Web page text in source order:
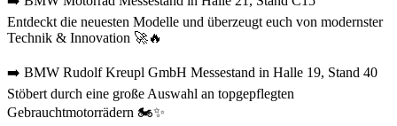
Entdeckt die neuesten Modelle und überzeugt euch von modernster
Technik & Innovation 🚀🔥
➡️ BMW Rudolf Kreupl GmbH Messestand in Halle 19, Stand 40
Stöbert durch eine große Auswahl an topgepflegten
Gebrauchtmotorrädern 🏍️✨